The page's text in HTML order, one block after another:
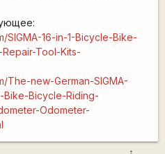
SIGMA-16-in-1-Bicycle-Bike-
Tool-Kits-
The-new-German-SIGMA-
Bike-Bicycle-Riding-
Odometer-